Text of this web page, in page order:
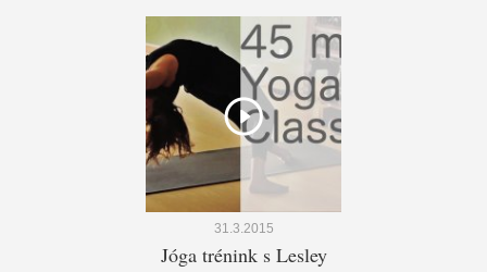
31.3.2015
Jóga trénink s Lesley